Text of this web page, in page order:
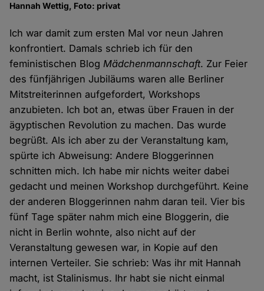
Hannah Wettig, Foto: privat
Ich war damit zum ersten Mal vor neun Jahren
konfrontiert. Damals schrieb ich für den
feministischen BlogMädchenmannschaft. Zur Feier
des fünfjährigen Jubiläums waren alle Berliner
Mitstreiterinnen aufgefordert, Workshops
anzubieten. Ich bot an, etwas über Frauen in der
ägyptischen Revolution zu machen. Das wurde
begrüßt. Als ich aber zu der Veranstaltung kam,
spürte ich Abweisung: Andere Bloggerinnen
schnitten mich. Ich habe mir nichts weiter dabei
gedacht und meinen Workshop durchgeführt. Keine
der anderen Bloggerinnen nahm daran teil. Vier bis
fünf Tage später nahm mich eine Bloggerin, die
nicht in Berlin wohnte, also nicht auf der
Veranstaltung gewesen war, in Kopie auf den
internen Verteiler. Sie schrieb: Was ihr mit Hannah
macht, ist Stalinismus. Ihr habt sie nicht einmal